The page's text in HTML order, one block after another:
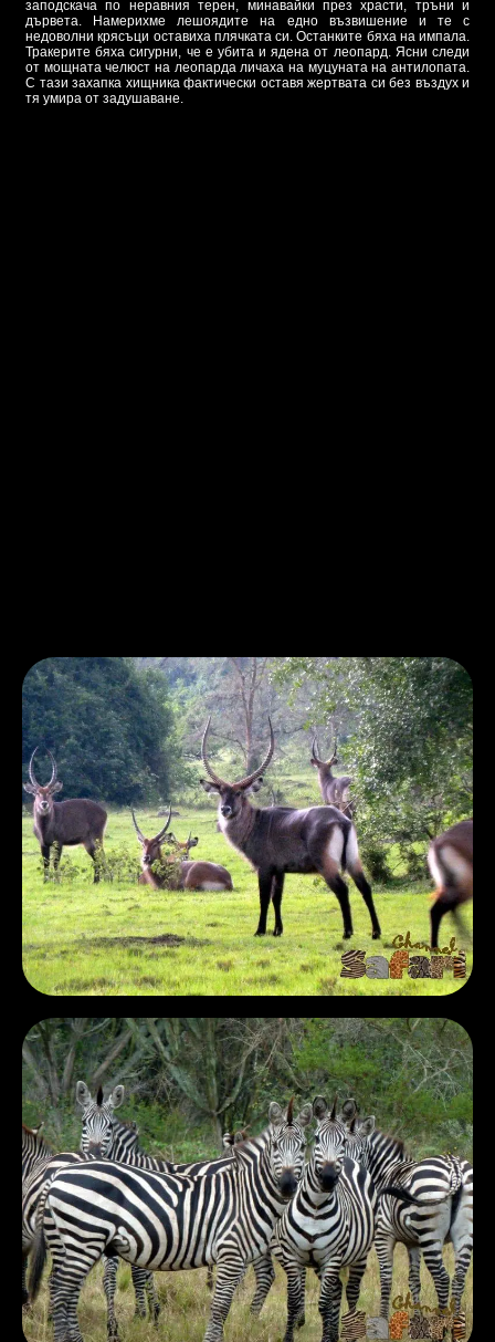
заподскача по неравния терен, минавайки през храсти, тръни и
дървета. Намерихме лешоядите на едно възвишение и те с
недоволни крясъци оставиха плячката си. Останките бяха на импала.
Тракерите бяха сигурни, че е убита и ядена от леопард. Ясни следи
от мощната челюст на леопарда личаха на муцуната на антилопата.
С тази захапка хищника фактически оставя жертвата си без въздух и
тя умира от задушаване.